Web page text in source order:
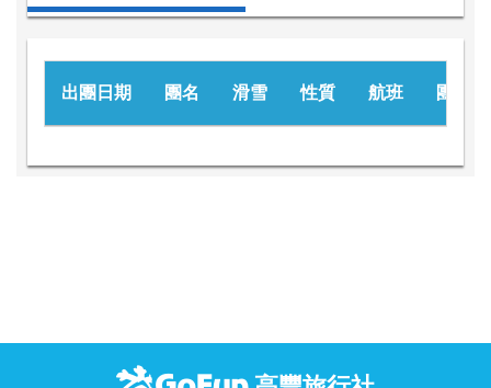
出團日期 團名 滑雪 性質 航班 團費